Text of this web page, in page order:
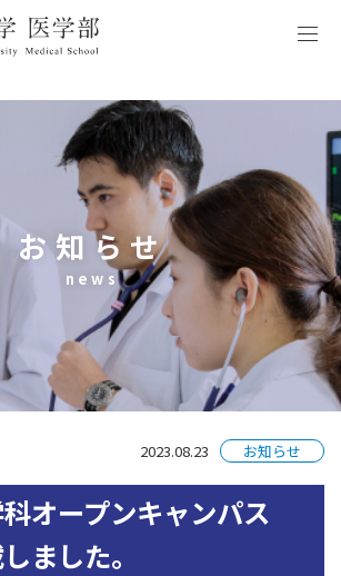
お知らせ
news
2023.08.23 お知らせ
オープンキャンパス
ました。